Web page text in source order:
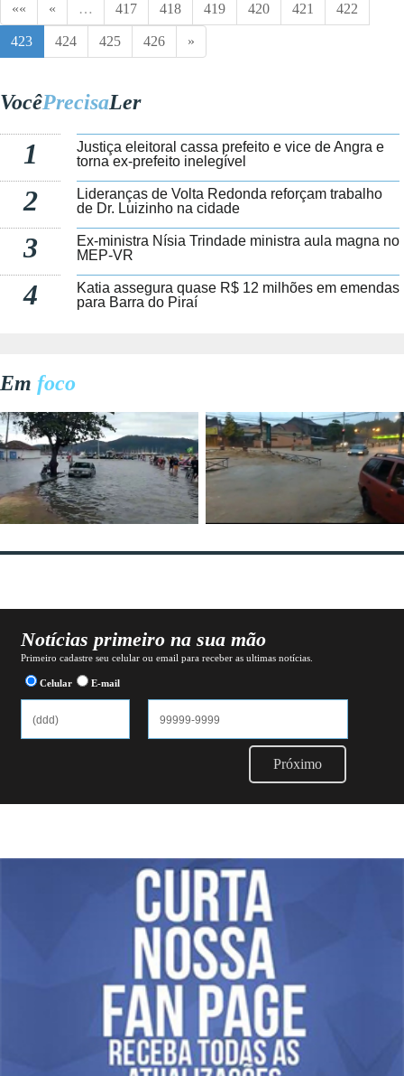
«« « … 417 418 419 420 421 422
423 424 425 426 »
VocêPrecisaLer
1
Justiça eleitoral cassa prefeito e vice de Angra e
torna ex-prefeito inelegível
2
Lideranças de Volta Redonda reforçam trabalho
de Dr. Luizinho na cidade
3
Ex-ministra Nísia Trindade ministra aula magna no
MEP-VR
4
Katia assegura quase R$ 12 milhões em emendas
para Barra do Piraí
Em foco
Notícias primeiro na sua mão
Primeiro cadastre seu celular ou email para receber as ultimas notícias.
Celular E-mail
Próximo